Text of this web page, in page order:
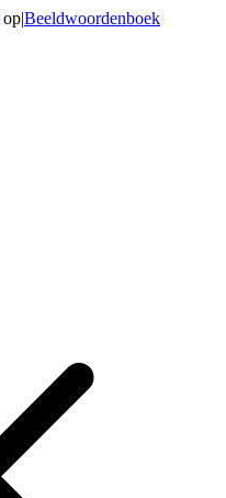
op|Beeldwoordenboek